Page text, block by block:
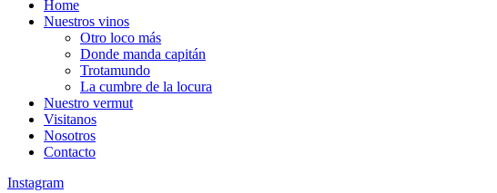
Home
Nuestros vinos
Otro loco más
Donde manda capitán
Trotamundo
La cumbre de la locura
Nuestro vermut
Visitanos
Nosotros
Contacto
Instagram